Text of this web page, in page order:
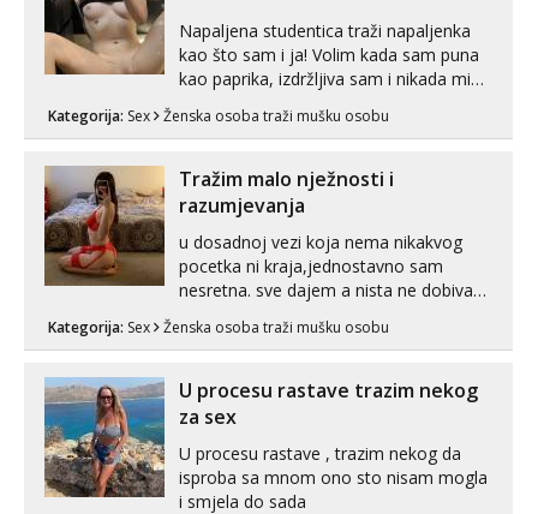
Napaljena studentica traži napaljenka
kao što sam i ja! Volim kada sam puna
kao paprika, izdržljiva sam i nikada mi
puta dnevno bilo kad i bilo gdje zato se
link ispod i nadji me tamo, cekam te!
Kategorija: Sex Ženska osoba traži mušku osobu
Tražim malo nježnosti i
razumjevanja
u dosadnoj vezi koja nema nikakvog
pocetka ni kraja,jednostavno sam
nesretna. sve dajem a nista ne dobivam
zadovoljiti moje potrebe,ne trazim puno
volim njezan seks i njezne poljupce po
tijelu koji me jako pale,obozavam kad
Kategorija: Sex Ženska osoba traži mušku osobu
U procesu rastave trazim nekog
za sex
U procesu rastave , trazim nekog da
isproba sa mnom ono sto nisam mogla
i smjela do sada